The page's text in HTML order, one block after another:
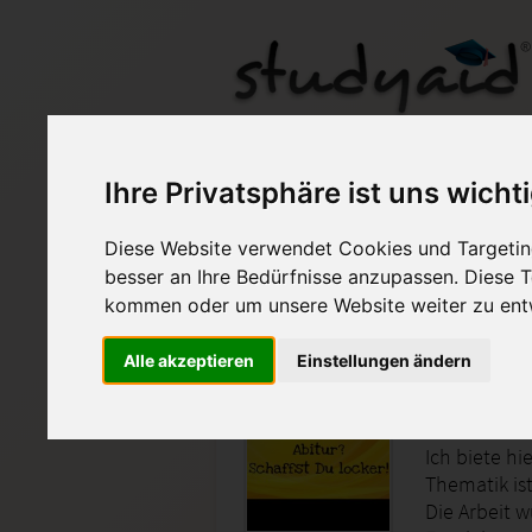
Ihre Privatsphäre ist uns
Diese Website verwendet Cookies und
besser an Ihre Bedürfnisse anzupassen. Diese
kommen oder um unsere Website weiter zu
Alle akzeptieren Einstellungen ändern
GesM7 (Note: 0,7/1+)
Auf StudyAid.de
Ich biete
Thematik
Die Arbeit